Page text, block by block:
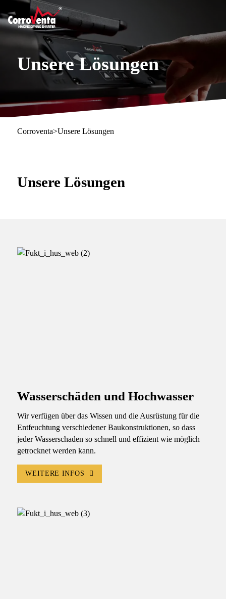
Unsere Lösungen
Corroventa>Unsere Lösungen
Unsere Lösungen
Wasserschäden und Hochwasser
Wir verfügen über das Wissen und die Ausrüstung für die
Entfeuchtung verschiedener Baukonstruktionen, so dass
jeder Wasserschaden so schnell und effizient wie möglich
getrocknet werden kann.
WEITERE INFOS